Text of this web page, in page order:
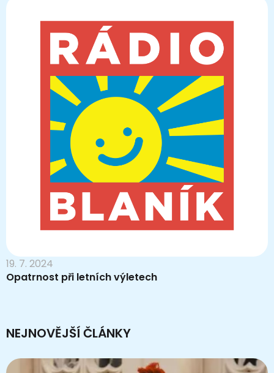
19. 7. 2024
Opatrnost při letních výletech
NEJNOVĚJŠÍ ČLÁNKY